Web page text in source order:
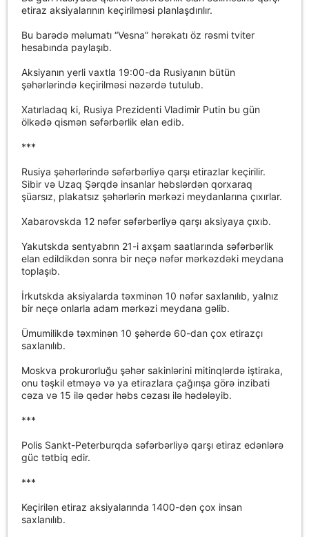
etiraz aksiyalarının keçirilməsi planlaşdırılır.
Bu barədə məlumatı “Vesna” hərəkatı öz rəsmi tviter
hesabında paylaşıb.
Aksiyanın yerli vaxtla 19:00-da Rusiyanın bütün
şəhərlərində keçirilməsi nəzərdə tutulub.
Xatırladaq ki, Rusiya Prezidenti Vladimir Putin bu gün
ölkədə qismən səfərbərlik elan edib.
***
Rusiya şəhərlərində səfərbərliyə qarşı etirazlar keçirilir.
Sibir və Uzaq Şərqdə insanlar həbslərdən qorxaraq
şüarsız, plakatsız şəhərlərin mərkəzi meydanlarına çıxırlar.
Xabarovskda 12 nəfər səfərbərliyə qarşı aksiyaya çıxıb.
Yakutskda sentyabrın 21-i axşam saatlarında səfərbərlik
elan edildikdən sonra bir neçə nəfər mərkəzdəki meydana
toplaşıb.
İrkutskda aksiyalarda təxminən 10 nəfər saxlanılıb, yalnız
bir neçə onlarla adam mərkəzi meydana gəlib.
Ümumilikdə təxminən 10 şəhərdə 60-dan çox etirazçı
saxlanılıb.
Moskva prokurorluğu şəhər sakinlərini mitinqlərdə iştiraka,
onu təşkil etməyə və ya etirazlara çağırışa görə inzibati
cəza və 15 ilə qədər həbs cəzası ilə hədələyib.
***
Polis Sankt-Peterburqda səfərbərliyə qarşı etiraz edənlərə
güc tətbiq edir.
***
Keçirilən etiraz aksiyalarında 1400-dən çox insan
saxlanılıb.